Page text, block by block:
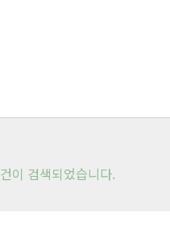
건이 검색되었습니다.